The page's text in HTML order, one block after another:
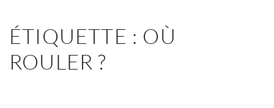
ÉTIQUETTE : OÙ
ROULER ?